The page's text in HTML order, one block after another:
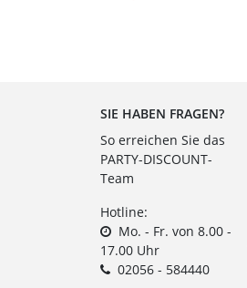
SIE HABEN FRAGEN?
So erreichen Sie das
PARTY-DISCOUNT-
Team
Hotline:
Mo. - Fr. von 8.00 -
17.00 Uhr
02056 - 584440